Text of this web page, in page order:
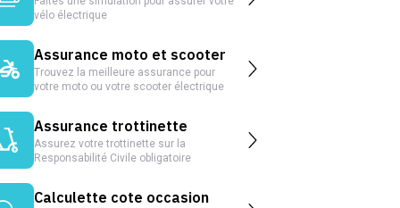
vélo électrique
Assurance moto et scooter
Trouvez la meilleure assurance pour
votre moto ou votre scooter électrique
Assurance trottinette
Assurez votre trottinette sur la
Responsabilité Civile obligatoire
Calculette cote occasion